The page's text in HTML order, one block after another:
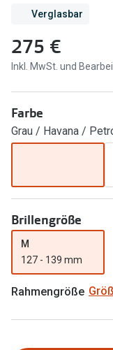
Seen
Miu Miu
alle Marken
Ratgeber
Gleitsicht Ratgeber
Alle Brillen Ratgeber
Angebote
Brillen 2 für 1
20% auf
Back to School:
Verglasbar
275 €
Inkl. MwSt. und
Farbe
Grau / Havana /
Brillengröße
M
127 - 139 mm
Rahmengröße